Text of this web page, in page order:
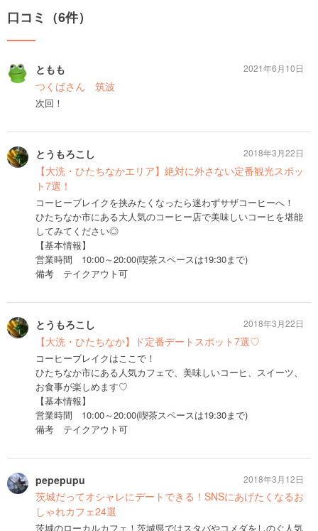
口コミ（6件）
ともも
つくばさん 筑波
次回！
2021年6月10日
とうもろこし
【大洗・ひたちなかエリア】絶対に外さない定番観光スポッ
ト7選！
コーヒーブレイクを挟みたくなったら迷わずサザコーヒーへ！
ひたちなか市にある大人気のコーヒー店で美味しいコーヒを堪能
してみてください◎
【基本情報】
営業時間 10:00～20:00(喫茶スペースは19:30まで)
備考 テイクアウト可
2018年3月22日
とうもろこし
【大洗・ひたちなか】ド定番デートスポット7選♡
コーヒーブレイクはここで！
ひたちなか市にある人気カフェで、美味しいコーヒ、スイーツ、
お食事が楽しめます♡
【基本情報】
営業時間 10:00～20:00(喫茶スペースは19:30まで)
備考 テイクアウト可
2018年3月22日
pepepupu
茨城だってオシャレにデートできる！SNSにあげたくなるお
しゃれカフェ24選
茨城のローカルカフェ！茨城県ではスタバやコメダをしのぐ人気
2018年3月12日